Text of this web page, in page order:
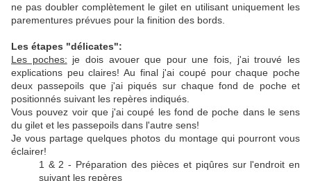
ne pas doubler complètement le gilet en utilisant uniquement les
parementures prévues pour la finition des bords.
Les étapes "délicates":
Les poches: je dois avouer que pour une fois, j'ai trouvé les
explications peu claires! Au final j'ai coupé pour chaque poche
deux passepoils que j'ai piqués sur chaque fond de poche et
positionnés suivant les repères indiqués.
Vous pouvez voir que j'ai coupé les fond de poche dans le sens
du gilet et les passepoils dans l'autre sens!
Je vous partage quelques photos du montage qui pourront vous
éclairer!
1 & 2 - Préparation des pièces et piqûres sur l'endroit en
suivant les repères